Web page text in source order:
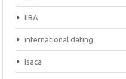
IIBA
international dating
Isaca